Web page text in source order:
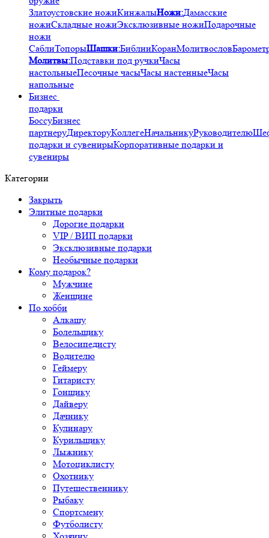
Златоустовские ножиКинжалыНожи:Дамасские
ножиСкладные ножиЭксклюзивные ножиПодарочные
ножи
СаблиТопорыШашки:БиблииКоранМолитвослов
Молитвы:Подставки под ручкиЧасы
настольныеПесочные часыЧасы настенныеЧасы
напольные
Бизнес
подарки
БоссуБизнес
партнеруДиректоруКоллегеНачальникуРуководителю
подарки и сувенирыКорпоративные подарки и
сувениры
Категории
Закрыть
Элитные подарки
Дорогие подарки
VIP / ВИП подарки
Эксклюзивные подарки
Необычные подарки
Кому подарок?
Мужчине
Женщине
По хобби
Алкашу
Болельщику
Велосипедисту
Водителю
Геймеру
Гитаристу
Гонщику
Дайверу
Дачнику
Кулинару
Курильщику
Лыжнику
Мотоциклисту
Охотнику
Путешественнику
Рыбаку
Спортсмену
Футболисту